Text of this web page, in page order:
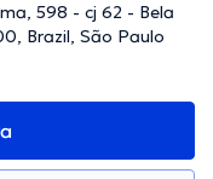
598 - cj 62 - Bela
Brazil, São Paulo